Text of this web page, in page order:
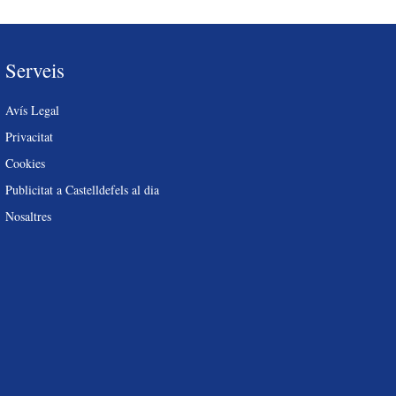
Serveis
Avís Legal
Privacitat
Cookies
Publicitat a Castelldefels al dia
Nosaltres